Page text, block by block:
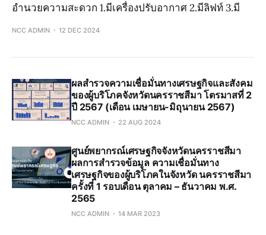
อำนวยความสะดวก 1.มีเครื่องปรับอากาศ 2.มีลิฟท์ 3.มี
NCC ADMIN 12 DEC 2024
ผลสำรวจความเชื่อมั่นทางเศรษฐกิจและสังคม
ของผู้บริโภคจังหวัดนครราชสีมา โตรมาสที่ 2
ปี 2567 (เดือน เมษายน-มิถุนายน 2567)
NCC ADMIN 22 AUG 2024
ศูนย์พยากรณ์เศรษฐกิจจังหวัดนครราชสีมา
ผลการสำรวจข้อมูล ความเชื่อมั่นทาง
เศรษฐกิจของผู้บริโภคในจังหวัด นครราชสีมา
ครั้งที่ 1 รอบเดือน ตุลาคม – ธันวาคม พ.ศ.
2565
NCC ADMIN 14 MAR 2023